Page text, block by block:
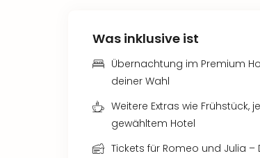
Was inklusive ist
Übernachtung im Premium
deiner Wahl
Weitere Extras wie Frühstück,
gewähltem Hotel
Tickets für Romeo und Julia –